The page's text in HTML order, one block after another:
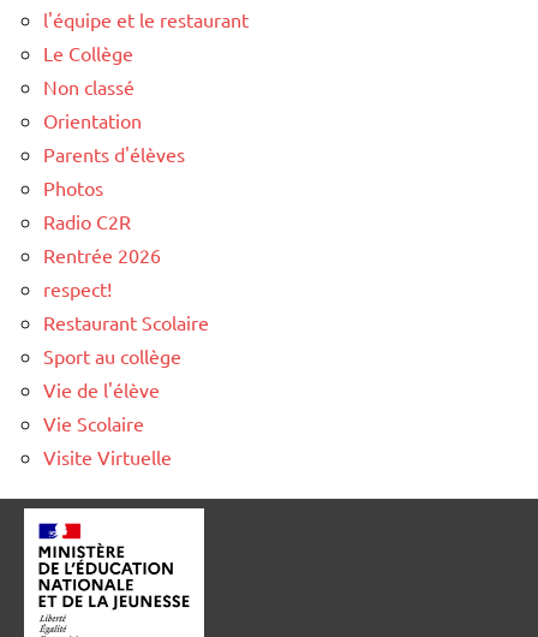
l'équipe et le restaurant
Le Collège
Non classé
Orientation
Parents d'élèves
Photos
Radio C2R
Rentrée 2026
respect!
Restaurant Scolaire
Sport au collège
Vie de l'élève
Vie Scolaire
Visite Virtuelle